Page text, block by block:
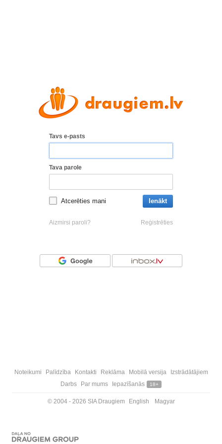
Tavs e-pasts
Tava parole
Atcerēties mani Ienākt
Aizmirsi paroli? Reģistrēties
Noteikumi Palīdzība Kontakti Reklāma Mobilā versija
Izstrādātājiem
Darbs
Par mums Iepazīšanās 18+
© 2004 - 2026 SIA Draugiem English Magyar